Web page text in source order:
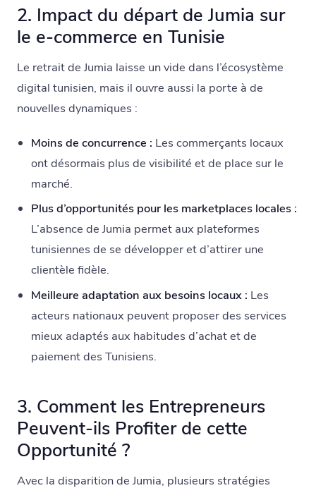
2. Impact du départ de Jumia sur
le e-commerce en Tunisie
Le retrait de Jumia laisse un vide dans l’écosystème
digital tunisien, mais il ouvre aussi la porte à de
nouvelles dynamiques :
Moins de concurrence : Les commerçants locaux
ont désormais plus de visibilité et de place sur le
marché.
Plus d’opportunités pour les marketplaces locales :
L’absence de Jumia permet aux plateformes
tunisiennes de se développer et d’attirer une
clientèle fidèle.
Meilleure adaptation aux besoins locaux : Les
acteurs nationaux peuvent proposer des services
mieux adaptés aux habitudes d’achat et de
paiement des Tunisiens.
3. Comment les Entrepreneurs
Peuvent-ils Profiter de cette
Opportunité ?
Avec la disparition de Jumia, plusieurs stratégies